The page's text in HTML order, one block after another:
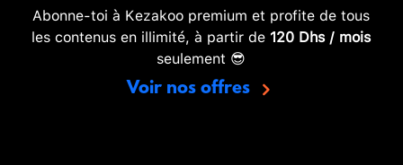
Abonne-toi à Kezakoo premium et profite de tous
les contenus en illimité, à partir de 120 Dhs / mois
seulement 😎
Voir nos offres